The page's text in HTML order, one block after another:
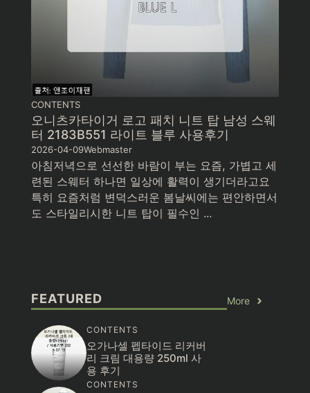
CONTENTS
오니츠카타이거 로고 패치 니트 탑 남성 스웨
터 2183B551 라이트 블루 사용후기
2026-04-09Webmaster
아침저녁으로 선선한 바람이 부는 요즘, 가볍고 세
련된 스웨터 하나면 일상에 활력이 생기더라고요
특히 요즘처럼 변덕스러운 봄날씨에는 편안하면서
도 스타일리시한 니트 탑이 필수인 ...
FEATURED More
CONTENTS
오가나셀 펩타이드 리커버
리 크림 대용량 250ml 사
용 후기
CONTENTS